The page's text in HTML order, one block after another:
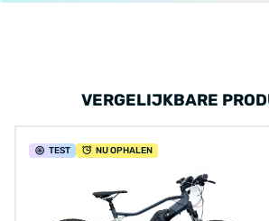
VERGELIJKBARE
TEST NU OPHALEN